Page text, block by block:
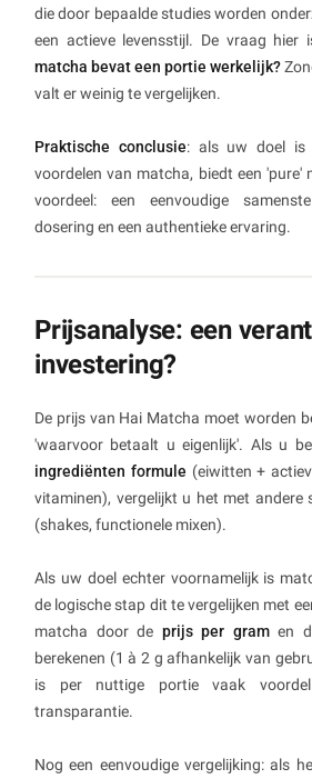
die door bepaalde studies worden
een actieve levensstijl. De vraag hier
matcha bevat een portie werkelijk?
valt er weinig te vergelijken.
Praktische conclusie: als uw doel is
voordelen van matcha, biedt een 'pure'
voordeel: een eenvoudige
dosering en een authentieke ervaring.
Prijsanalyse: een
investering?
De prijs van Hai Matcha moet worden
'waarvoor betaalt u eigenlijk'. Als u
ingrediënten formule (eiwitten +
vitaminen), vergelijkt u het met andere
(shakes, functionele mixen).
Als uw doel echter voornamelijk is
de logische stap dit te vergelijken met
matcha door de prijs per gramen
berekenen (1 à 2 g afhankelijk van
is per nuttige portie vaak
transparantie.
Nog een eenvoudige vergelijking: als